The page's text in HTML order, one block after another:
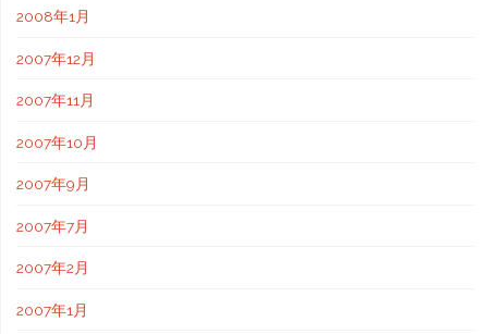
2008年1月
2007年12月
2007年11月
2007年10月
2007年9月
2007年7月
2007年2月
2007年1月